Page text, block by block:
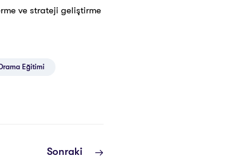
ve strateji geliştirme
Eğitimi
Sonraki